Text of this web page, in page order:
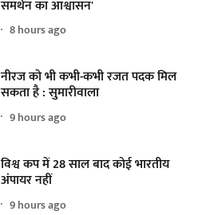
समर्थन का आश्वासन'
8 hours ago
नीरज को भी कभी-कभी रजत पदक मिल
सकता है : सुमारीवाला
9 hours ago
विश्व कप में 28 साल बाद कोई भारतीय
अंपायर नहीं
9 hours ago